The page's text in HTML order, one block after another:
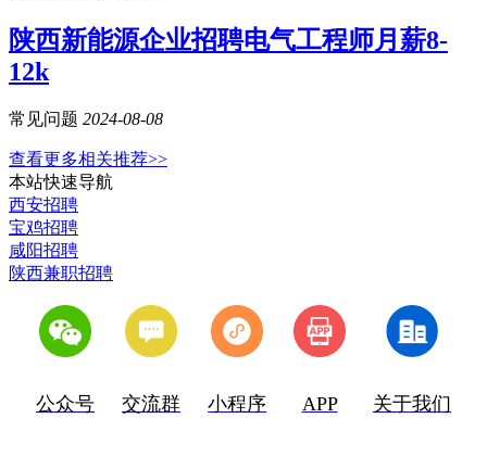
陕西新能源企业招聘电气工程师月薪8-
12k
常见问题 2024-08-08
查看更多相关推荐>>
本站快速导航
西安招聘
宝鸡招聘
咸阳招聘
陕西兼职招聘
公众号 交流群 小程序 APP 关于我们